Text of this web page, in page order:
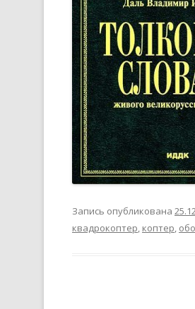
Запись опубликована
квадрокоптер, коптер,